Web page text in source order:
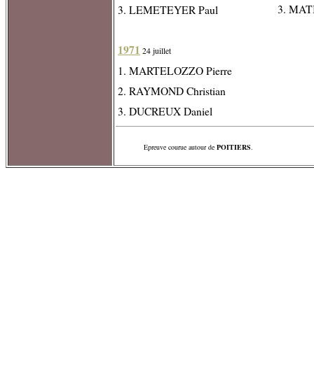
3. LEMETEYER Paul
1971 24 juillet
1. MARTELOZZO Pierre
2. RAYMOND Christian
3. DUCREUX Daniel
3.
Epreuve courue autour de POITIERS.